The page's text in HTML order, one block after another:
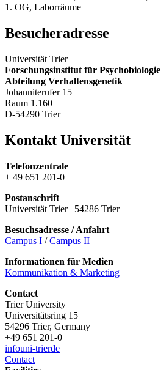
1. OG, Laborräume
Besucheradresse
Universität Trier
Forschungsinstitut für Psychobiologie
Abteilung Verhaltensgenetik
Johanniterufer 15
Raum 1.160
D-54290 Trier
Kontakt Universität
Telefonzentrale
+ 49 651 201-0
Postanschrift
Universität Trier | 54286 Trier
Besuchsadresse / Anfahrt
Campus I /Campus II
Informationen für Medien
Kommunikation & Marketing
Contact
Trier University
Universitätsring 15
54296 Trier, Germany
+49 651 201-0
infouni-trierde
Contact